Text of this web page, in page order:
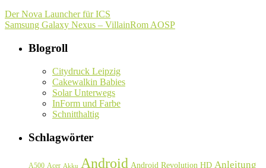
Der Nova Launcher für ICS
Samsung Galaxy Nexus – VillainRom AOSP
Blogroll
Citydruck Leipzig
Cakewalkin Babies
Solar Unterwegs
InForm und Farbe
Schnitthaltig
Schlagwörter
A500 Acer Akku Android Android Revolution HD Anleitung